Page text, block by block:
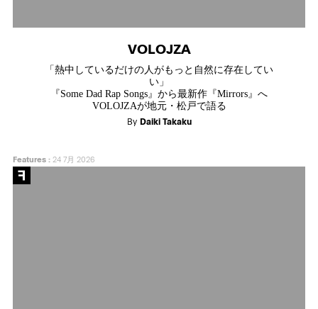
VOLOJZA
「熱中しているだけの人がもっと自然に存在してい
い」
『Some Dad Rap Songs』から最新作『Mirrors』へ
VOLOJZAが地元・松戸で語る
By Daiki Takaku
Features:24 7月 2026